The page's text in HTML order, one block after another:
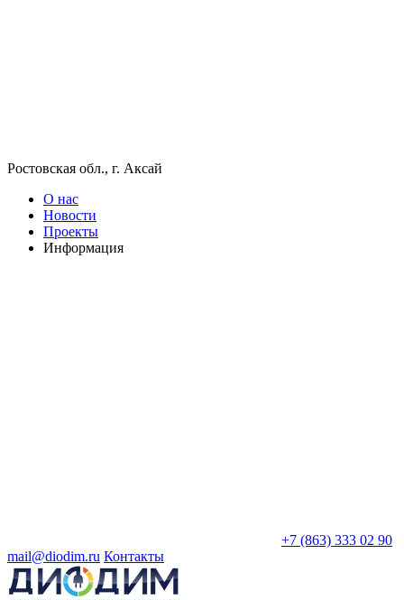
Ростовская обл., г. Аксай
О нас
Новости
Проекты
Информация
+7 (863) 333 02 90
mail@diodim.ru Контакты